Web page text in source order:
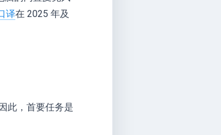
译在 2025 年及
此，首要任务是